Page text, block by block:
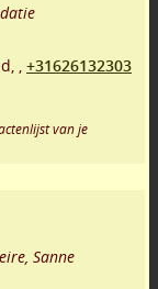
+31626132303
van je
Sanne